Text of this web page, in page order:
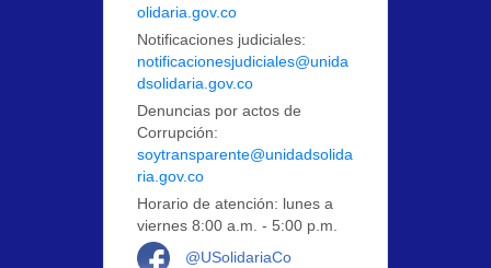
olidaria.gov.co
Notificaciones judiciales:
notificacionesjudiciales@unida
dsolidaria.gov.co
Denuncias por actos de
Corrupción:
soytransparente@unidadsolida
ria.gov.co
Horario de atención: lunes a
viernes 8:00 a.m. - 5:00 p.m.
@USolidariaCo